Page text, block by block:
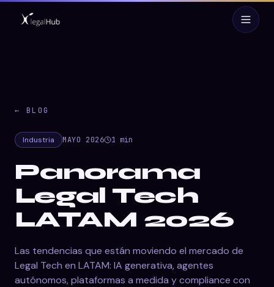
← BLOG
Industria MAYO 2026 1 min
Panorama
Legal Tech
LATAM 2026
Las tendencias que están moviendo el mercado de
Legal Tech en LATAM: IA generativa, agentes
autónomos, plataformas a medida y compliance con